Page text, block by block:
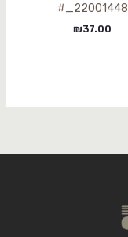
22001448_#
₪37.00